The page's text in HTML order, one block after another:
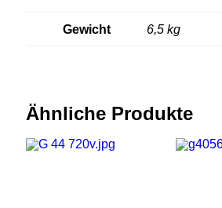
Gewicht 6,5 kg
Ähnliche Produkte